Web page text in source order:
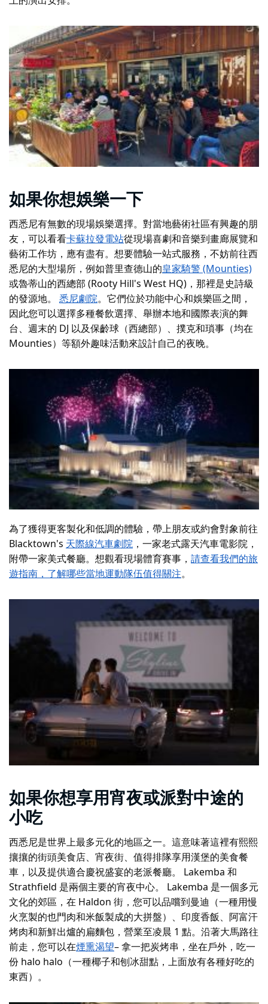
如果你想娛樂一下
西悉尼有無數的現場娛樂選擇。對當地藝術社區有興趣的朋
友，可以看看卡蘇拉發電站從現場喜劇和音樂到畫廊展覽和
藝術工作坊，應有盡有。想要體驗一站式服務，不妨前往西
悉尼的大型場所，例如普里查德山的皇家騎警 (Mounties)
或魯蒂山的西總部 (Rooty Hill's West HQ)，那裡是史詩級
的發源地。 悉尼劇院。它們位於功能中心和娛樂區之間，
因此您可以選擇多種餐飲選擇、舉辦本地和國際表演的舞
台、週末的 DJ 以及保齡球（西總部）、撲克和瑣事（均在
Mounties）等額外趣味活動來設計自己的夜晚。
為了獲得更客製化和低調的體驗，帶上朋友或約會對象前往
Blacktown's 天際線汽車劇院 ，一家老式露天汽車電影院，
附帶一家美式餐廳。想觀看現場體育賽事， 請查看我們的旅
遊指南，了解哪些當地運動隊伍值得關注。
如果你想享用宵夜或派對中途的
小吃
西悉尼是世界上最多元化的地區之一。這意味著這裡有熙熙
攘攘的街頭美食店、宵夜街、值得排隊享用漢堡的美食餐
車，以及提供適合慶祝盛宴的老派餐廳。 Lakemba 和
Strathfield 是兩個主要的宵夜中心。 Lakemba 是一個多元
文化的郊區，在 Haldon 街，您可以品嚐到曼迪（一種用慢
火烹製的也門肉和米飯製成的大拼盤）、印度香飯、阿富汗
烤肉和新鮮出爐的扁麵包，營業至凌晨 1 點。沿著大馬路往
前走，您可以在煙熏渴望– 拿一把炭烤串，坐在戶外，吃一
份 halo halo（一種椰子和刨冰甜點，上面放有各種好吃的
東西）。